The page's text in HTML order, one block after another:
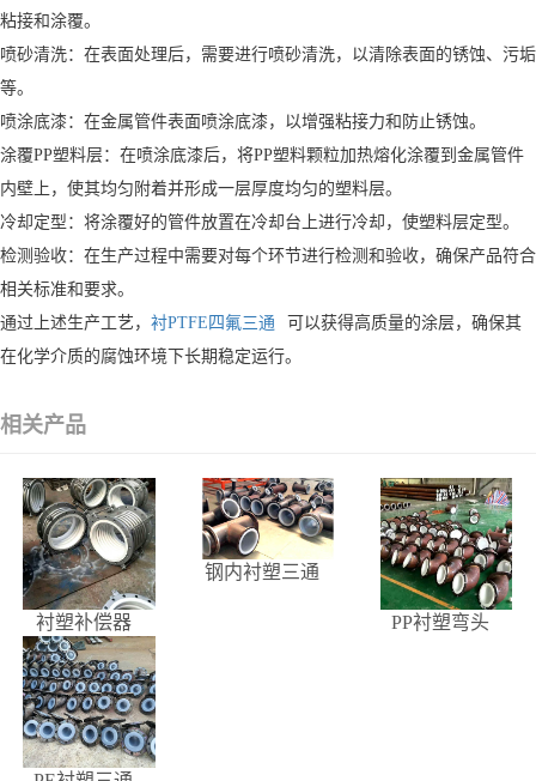
粘接和涂覆。
喷砂清洗：在表面处理后，需要进行喷砂清洗，以清除表面的锈蚀、污垢
等。
喷涂底漆：在金属管件表面喷涂底漆，以增强粘接力和防止锈蚀。
涂覆PP塑料层：在喷涂底漆后，将PP塑料颗粒加热熔化涂覆到金属管件
内壁上，使其均匀附着并形成一层厚度均匀的塑料层。
冷却定型：将涂覆好的管件放置在冷却台上进行冷却，使塑料层定型。
检测验收：在生产过程中需要对每个环节进行检测和验收，确保产品符合
相关标准和要求。
通过上述生产工艺， 衬PTFE四氟三通
可以获得高质量的涂层，确保其
在化学介质的腐蚀环境下长期稳定运行。
相关产品
衬塑补偿器
钢内衬塑三通
PP衬塑弯头